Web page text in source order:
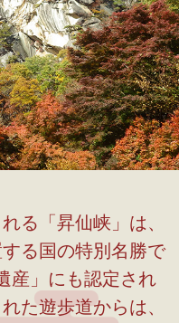
る「昇仙峡」は、
る国の特別名勝で
産」にも認定され
た遊歩道からは、